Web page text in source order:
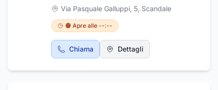
Crotone. Propone una vasta gamma di
prodotti di cartolibreria, cancelleria, forniture
per ufficio, oggettistica, pelletteria,
cosmetica, articoli da regalo, e articoli per
feste. Inoltre la cartoleria propone: giochi
didattici, educativi, creativi e di società. Sono
Scolastici, Timbri, Fotocopie, Rilegatura,
Via Pasquale Galluppi, 5, Scandale
🟠 Apre alle --:--
Chiama Dettagli